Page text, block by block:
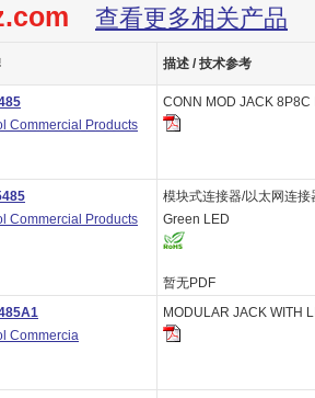
查看更多相关产品
描述 / 技术参考
Commercial Products
CONN MOD JACK 8P8C
Commercial Products
模块式连接器/以太网连
Green LED
暂无PDF
Commercia
MODULAR JACK WITH